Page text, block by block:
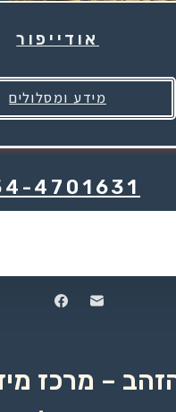
אודייפור
מידע ומסלולים
4701631
– מרכז